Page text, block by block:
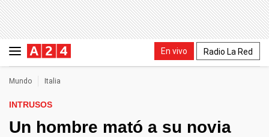
En vivo Radio La Red
Mundo Italia
INTRUSOS
Un hombre mató a su novia